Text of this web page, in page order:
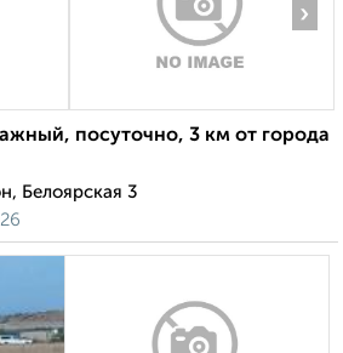
›
посуточно, 3 км от города
Белоярская 3